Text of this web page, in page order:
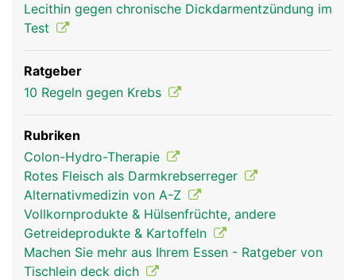
Lecithin gegen chronische Dickdarmentzündung im
Test
Ratgeber
10 Regeln gegen Krebs
Rubriken
Colon-Hydro-Therapie
Rotes Fleisch als Darmkrebserreger
Alternativmedizin von A-Z
Vollkornprodukte & Hülsenfrüchte, andere
Getreideprodukte & Kartoffeln
Machen Sie mehr aus Ihrem Essen - Ratgeber von
Tischlein deck dich